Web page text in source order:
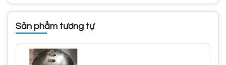
Sản phẩm tương tự